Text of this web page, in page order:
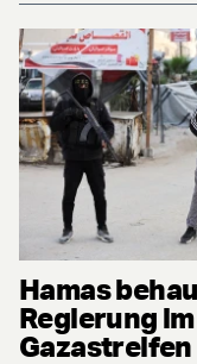
Hamas
Regierung im
Gazastreifen